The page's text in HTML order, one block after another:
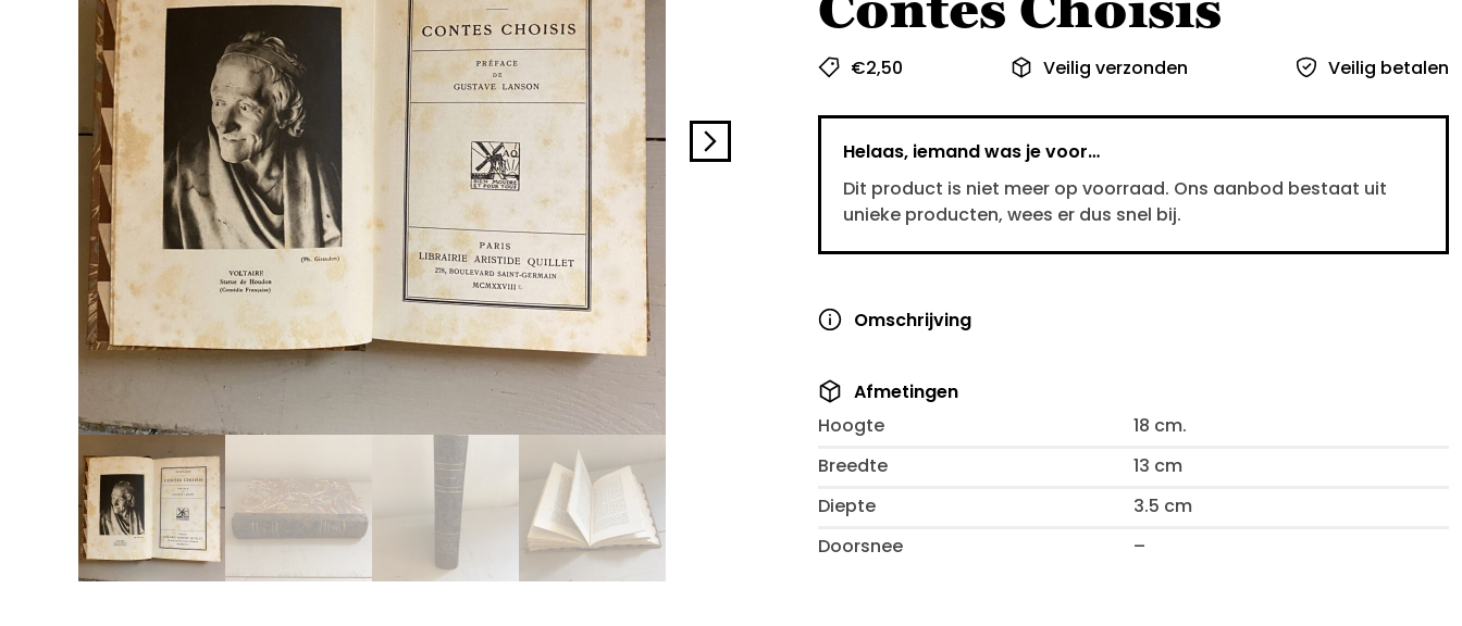
€2,50 Veilig verzonden Veilig betalen
Helaas, iemand was je voor…
Dit product is niet meer op voorraad. Ons aanbod bestaat uit
unieke producten, wees er dus snel bij.
Omschrijving
Afmetingen
Hoogte
18 cm.
Breedte 13 cm
Diepte 3.5 cm
Doorsnee –